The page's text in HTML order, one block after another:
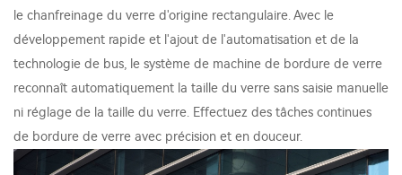
le chanfreinage du verre d'origine rectangulaire. Avec le
développement rapide et l'ajout de l'automatisation et de la
technologie de bus, le système de machine de bordure de verre
reconnaît automatiquement la taille du verre sans saisie manuelle
ni réglage de la taille du verre. Effectuez des tâches continues
de bordure de verre avec précision et en douceur.